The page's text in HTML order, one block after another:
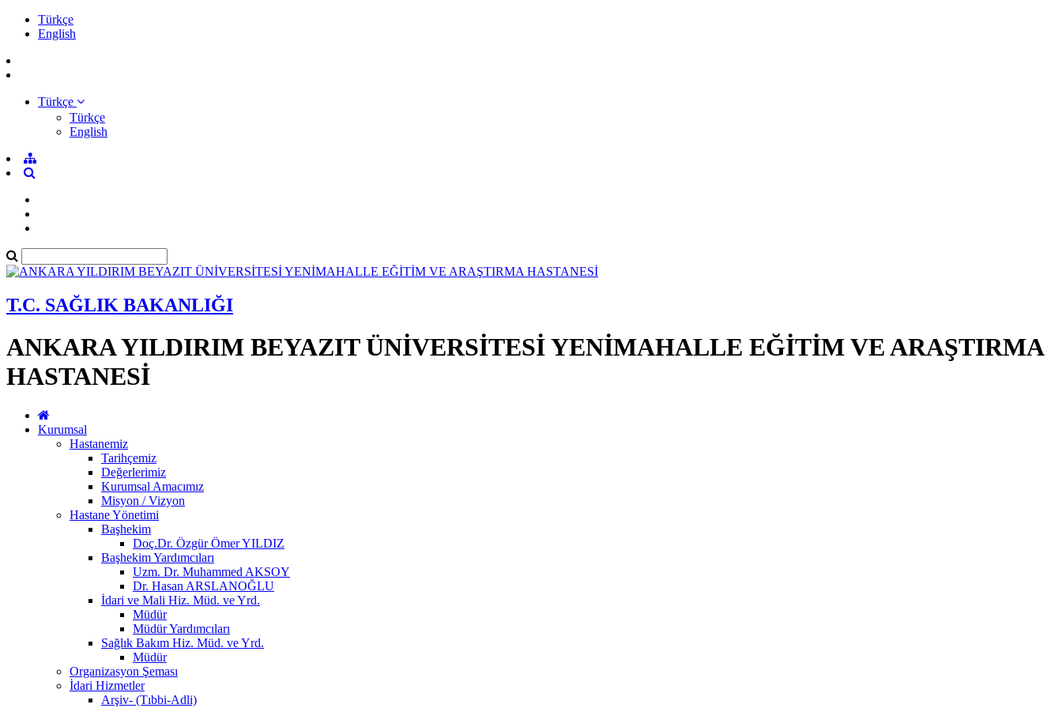
Türkçe
English
Türkçe
Türkçe
English
T.C. SAĞLIK BAKANLIĞI
ANKARA YILDIRIM BEYAZIT ÜNİVERSİTESİ YENİMAHALLE EĞİTİM VE ARAŞTIRMA
HASTANESİ
Kurumsal
Hastanemiz
Tarihçemiz
Değerlerimiz
Kurumsal Amacımız
Misyon / Vizyon
Hastane Yönetimi
Başhekim
Doç.Dr. Özgür Ömer YILDIZ
Başhekim Yardımcıları
Uzm. Dr. Muhammed AKSOY
Dr. Hasan ARSLANOĞLU
İdari ve Mali Hiz. Müd. ve Yrd.
Müdür
Müdür Yardımcıları
Sağlık Bakım Hiz. Müd. ve Yrd.
Müdür
Organizasyon Şeması
İdari Hizmetler
Arşiv- (Tıbbi-Adli)